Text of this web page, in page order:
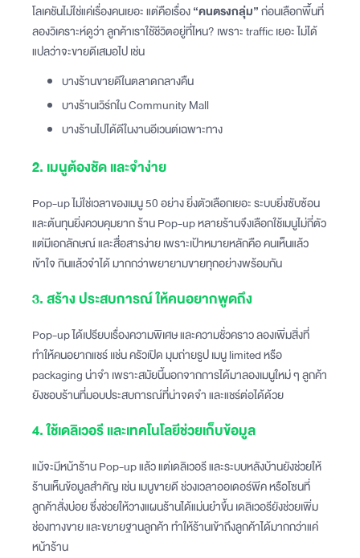
โลเคชันไม่ใช่แค่เรื่องคนเยอะ แต่คือเรื่อง“คนตรงกลุ่ม”ก่อนเลือกพื้นที่
ลองวิเคราะห์ดูว่า ลูกค้าเราใช้ชีวิตอยู่ที่ไหน? เพราะ traffic เยอะ ไม่ได้
แปลว่าจะขายดีเสมอไป เช่น
บางร้านขายดีในตลาดกลางคืน
บางร้านเวิร์กใน Community Mall
บางร้านไปได้ดีในงานอีเวนต์เฉพาะทาง
2. เมนูต้องชัด และจำง่าย
Pop-up ไม่ใช่เวลาของเมนู 50 อย่าง ยิ่งตัวเลือกเยอะ ระบบยิ่งซับซ้อน
และต้นทุนยิ่งควบคุมยาก ร้าน Pop-up หลายร้านจึงเลือกใช้เมนูไม่กี่ตัว
แต่มีเอกลักษณ์ และสื่อสารง่าย เพราะเป้าหมายหลักคือ คนเห็นแล้ว
เข้าใจ กินแล้วจำได้ มากกว่าพยายามขายทุกอย่างพร้อมกัน
3. สร้าง ประสบการณ์ ให้คนอยากพูดถึง
Pop-up ได้เปรียบเรื่องความพิเศษ และความชั่วคราว ลองเพิ่มสิ่งที่
ทำให้คนอยากแชร์ เเช่น ครัวเปิด มุมถ่ายรูป เมนู limited หรือ
packaging น่าจำ เพราะสมัยนี้นอกจากการได้มาลองเมนูใหม่ ๆ ลูกค้า
ยังชอบร้านที่มอบประสบการณ์ที่น่าจดจำ และแชร์ต่อได้ด้วย
4. ใช้เดลิเวอรี และเทคโนโลยีช่วยเก็บข้อมูล
แม้จะมีหน้าร้าน Pop-up แล้ว แต่เดลิเวอรี และระบบหลังบ้านยังช่วยให้
ร้านเห็นข้อมูลสำคัญ เช่น เมนูขายดี ช่วงเวลาออเดอร์พีค หรือโซนที่
ลูกค้าสั่งบ่อย ซึ่งช่วยให้วางแผนร้านได้แม่นยำขึ้น เดลิเวอรียังช่วยเพิ่ม
ช่องทางขาย และขยายฐานลูกค้า ทำให้ร้านเข้าถึงลูกค้าได้มากกว่าแค่
หน้าร้าน